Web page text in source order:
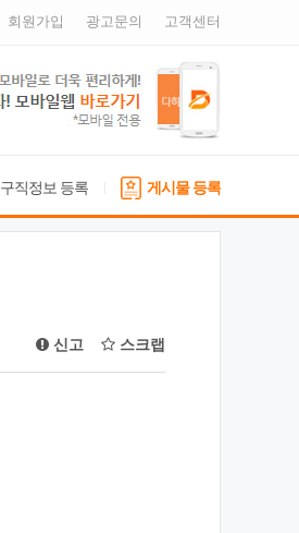
회원가입 광고문의 고객센터
구직정보 등록 게시물 등록
신고 스크랩